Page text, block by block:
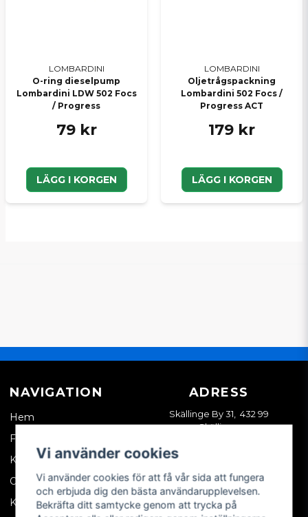
LOMBARDINI
O-ring dieselpump
Lombardini LDW 502 Focs
/ Progress
79 kr
LÄGG I KORGEN
LOMBARDINI
Oljetrågspackning
Lombardini 502 Focs /
Progress ACT
179 kr
LÄGG I KORGEN
NAVIGATION
Hem
Företagskund
Kontakta oss
Om oss
Köpvillkor
ADRESS
Skällinge By 31, 432 99
Skällinge
Vi använder cookies
Vi använder cookies för att få vår sida att fungera
och erbjuda dig den bästa användarupplevelsen.
Bekräfta ditt samtycke genom att trycka på